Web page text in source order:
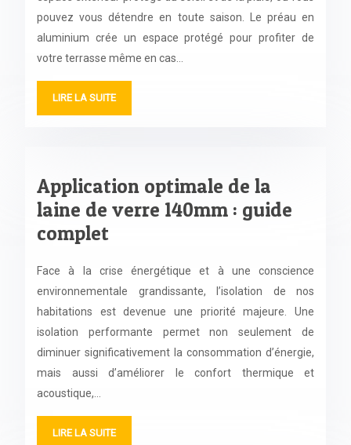
pouvez vous détendre en toute saison. Le préau en
aluminium crée un espace protégé pour profiter de
votre terrasse même en cas…
LIRE LA SUITE
Application optimale de la
laine de verre 140mm : guide
complet
Face à la crise énergétique et à une conscience
environnementale grandissante, l’isolation de nos
habitations est devenue une priorité majeure. Une
isolation performante permet non seulement de
diminuer significativement la consommation d’énergie,
mais aussi d’améliorer le confort thermique et
acoustique,…
LIRE LA SUITE